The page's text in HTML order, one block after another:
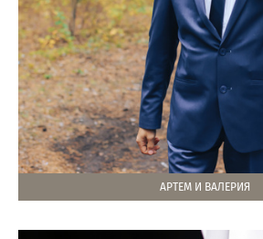
АРТЕМ И ВАЛЕРИЯ